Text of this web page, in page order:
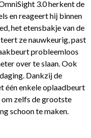
3.0 herkent de
en reageert hij binnen
het etensbakje van de
ze nauwkeurig, past
probleemloos
over te slaan. Ook
Dankzij de
één enkele oplaadbeurt
om zelfs de grootste
schoon te maken.